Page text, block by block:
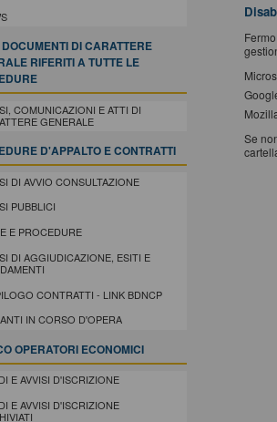
DI CARATTERE
RIFERITI A TUTTE LE
COMUNICAZIONI E ATTI DI
GENERALE
D'APPALTO E CONTRATTI
DI AVVIO CONSULTAZIONE
PUBBLICI
E PROCEDURE
DI AGGIUDICAZIONE, ESITI E
CONTRATTI - LINK BDNCP
IN CORSO D'OPERA
OPERATORI ECONOMICI
E AVVISI D'ISCRIZIONE
E AVVISI D'ISCRIZIONE
Se